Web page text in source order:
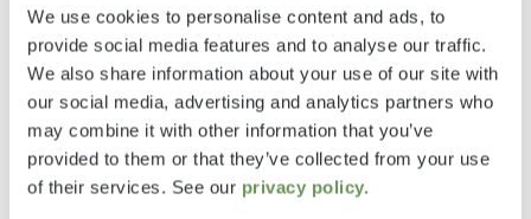
We use cookies to personalise content and ads, to
provide social media features and to analyse our traffic.
We also share information about your use of our site with
our social media, advertising and analytics partners who
may combine it with other information that you’ve
provided to them or that they’ve collected from your use
of their services. See our privacy policy.
*La massa totale tecnicamente ammissibile
è un valore specificato dal costruttore che il
veicolo non deve superare, anche a pieno
carico. Pertanto influisce sul numero
consentito di posti, sulle possibilità di scelta
della dotazione opzionale e sul carico utile.
Informazioni dettagliate sui pesi e sulla